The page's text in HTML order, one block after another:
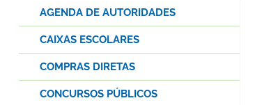
AGENDA DE AUTORIDADES
CAIXAS ESCOLARES
COMPRAS DIRETAS
CONCURSOS PÚBLICOS